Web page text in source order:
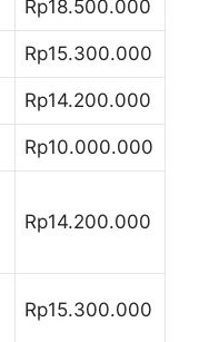
Rp18.500.000
Rp15.300.000
Rp14.200.000
Rp10.000.000
Rp14.200.000
Rp15.300.000